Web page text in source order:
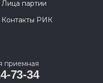
Лица партии
Контакты РИК
приемная
73-34